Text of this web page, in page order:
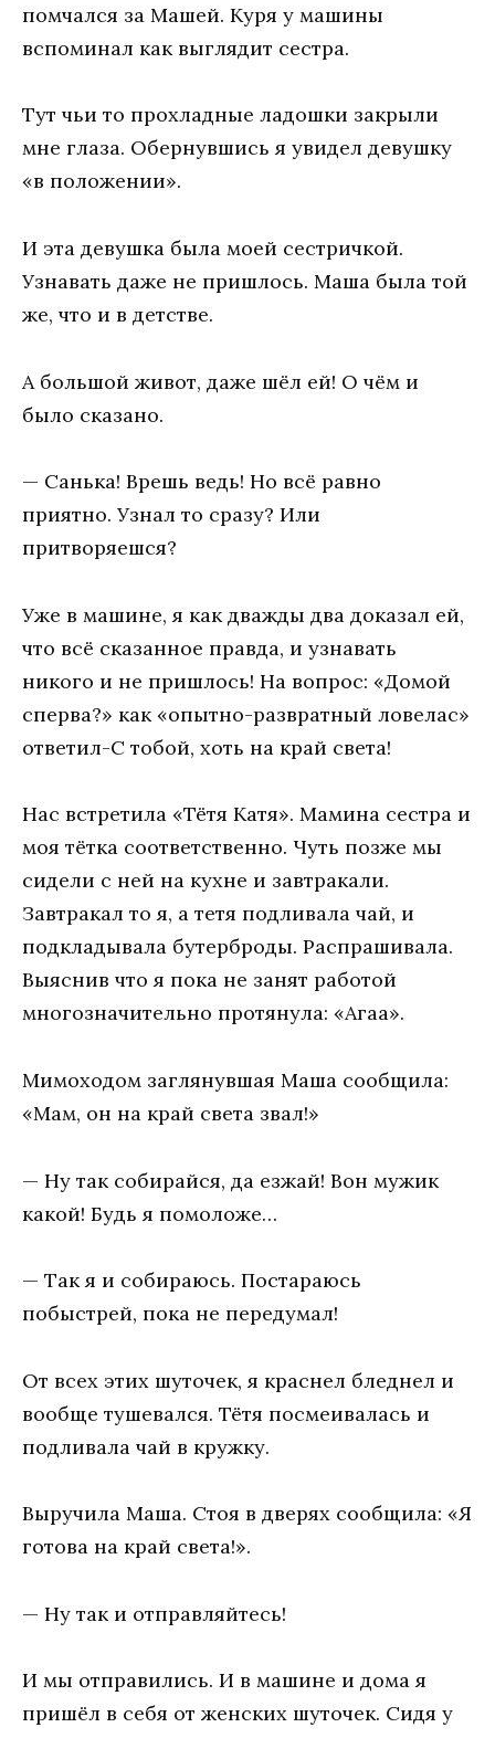
помчался за Машей. Куря у машины
вспоминал как выглядит сестра.
Тут чьи то прохладные ладошки закрыли
мне глаза. Обернувшись я увидел девушку
«в положении».
И эта девушка была моей сестричкой.
Узнавать даже не пришлось. Маша была той
же, что и в детстве.
А большой живот, даже шёл ей! О чём и
было сказано.
— Санька! Врешь ведь! Но всё равно
приятно. Узнал то сразу? Или
притворяешся?
Уже в машине, я как дважды два доказал ей,
что всё сказанное правда, и узнавать
никого и не пришлось! На вопрос: «Домой
сперва?» как «опытно-развратный ловелас»
ответил-С тобой, хоть на край света!
Нас встретила «Тётя Катя». Мамина сестра и
моя тётка соответственно. Чуть позже мы
сидели с ней на кухне и завтракали.
Завтракал то я, а тетя подливала чай, и
подкладывала бутерброды. Распрашивала.
Выяснив что я пока не занят работой
многозначительно протянула: «Агаа».
Мимоходом заглянувшая Маша сообщила:
«Мам, он на край света звал!»
— Ну так собирайся, да езжай! Вон мужик
какой! Будь я помоложе…
— Так я и собираюсь. Постараюсь
побыстрей, пока не передумал!
От всех этих шуточек, я краснел бледнел и
вообще тушевался. Тётя посмеивалась и
подливала чай в кружку.
Выручила Маша. Стоя в дверях сообщила: «Я
готова на край света!».
— Ну так и отправляйтесь!
И мы отправились. И в машине и дома я
пришёл в себя от женских шуточек. Сидя у